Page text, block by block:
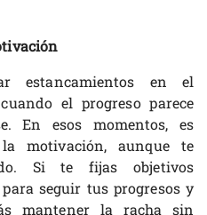
estancamientos en el
el progreso parece
En esos momentos, es
motivación, aunque te
Si te fijas objetivos
seguir tus progresos y
mantener la racha sin